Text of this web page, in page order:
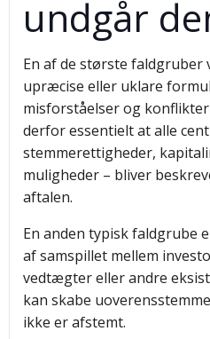
undgår
En af de største
upræcise eller uklare
misforståelser og
derfor essentielt at alle
stemmerettigheder,
muligheder – bliver
aftalen.
En anden typisk faldgrube
af samspillet mellem
vedtægter eller andre
kan skabe
ikke er afstemt.